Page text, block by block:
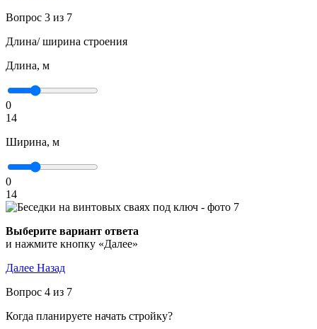
Вопрос 3 из 7
Длина/ ширина строения
Длина, м
0
14
Ширина, м
0
14
Выберите вариант ответа
и нажмите кнопку «Далее»
Далее Назад
Вопрос 4 из 7
Когда планируете начать стройку?